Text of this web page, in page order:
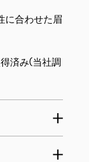
に合わせた眉
済み(当社調